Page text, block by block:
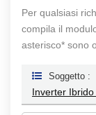
Per qualsiasi
compila il
asterisco* sono
Soggetto :